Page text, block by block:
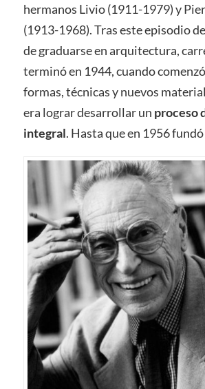
hermanos Livio (1911-1979) y
(1913-1968). Tras este episodio
de graduarse en arquitectura,
terminó en 1944, cuando
formas, técnicas y nuevos
era lograr desarrollar un proceso
integral. Hasta que en 1956